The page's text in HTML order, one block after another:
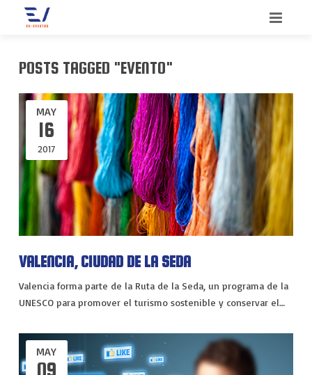
SERVICIOS
CONGRESOS
CONVENCIONES
INCENTIVOS
MERCHANDISING
QUIENES SOMOS
CONTACTO
BLOG
POSTS TAGGED "EVENTO"
VALENCIA, CIUDAD DE LA SEDA
MAY
16
2017
Valencia forma parte de la Ruta de la Seda, un programa de la
UNESCO para promover el turismo sostenible y conservar el…
MAY
09